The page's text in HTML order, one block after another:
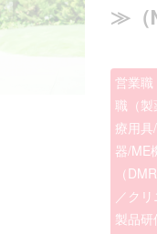
≫（
営業
職（
療用
器/ME
（
／ク
製品